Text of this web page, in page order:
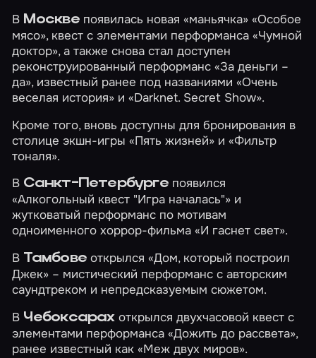
В Москвепоявилась новая «маньячка» «Особое
мясо», квест с элементами перформанса«Чумной
доктор», а также снова стал доступен
реконструированный перформанс«За деньги –
да», известный ранее под названиями «Очень
веселая история» и «Darknet. Secret Show».
Кроме того, вновь доступны для бронирования в
столице экшн-игры«Пять жизней» и«Фильтр
тоналя».
В Санкт-Петербургепоявился
«Алкогольный квест "Игра началась"» и
жутковатый перформанс по мотивам
одноименного хоррор-фильма«И гаснет свет».
В Тамбовеоткрылся «Дом, который построил
Джек» – мистический перформанс с авторским
саундтреком и непредсказуемым сюжетом.
В Чебоксарахоткрылся двухчасовой квест с
элементами перформанса«Дожить до рассвета»,
ранее известный как «Меж двух миров».